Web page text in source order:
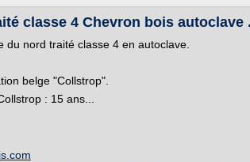
classe 4 Chevron bois autoclave
du nord traité classe 4 en autoclave.
belge "Collstrop".
: 15 ans...